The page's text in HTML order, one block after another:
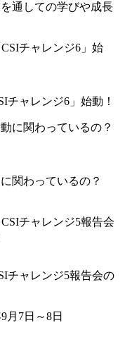
通しての学びや成長
チャレンジ6」始動！
関わっているの？
チャレンジ5報告会の